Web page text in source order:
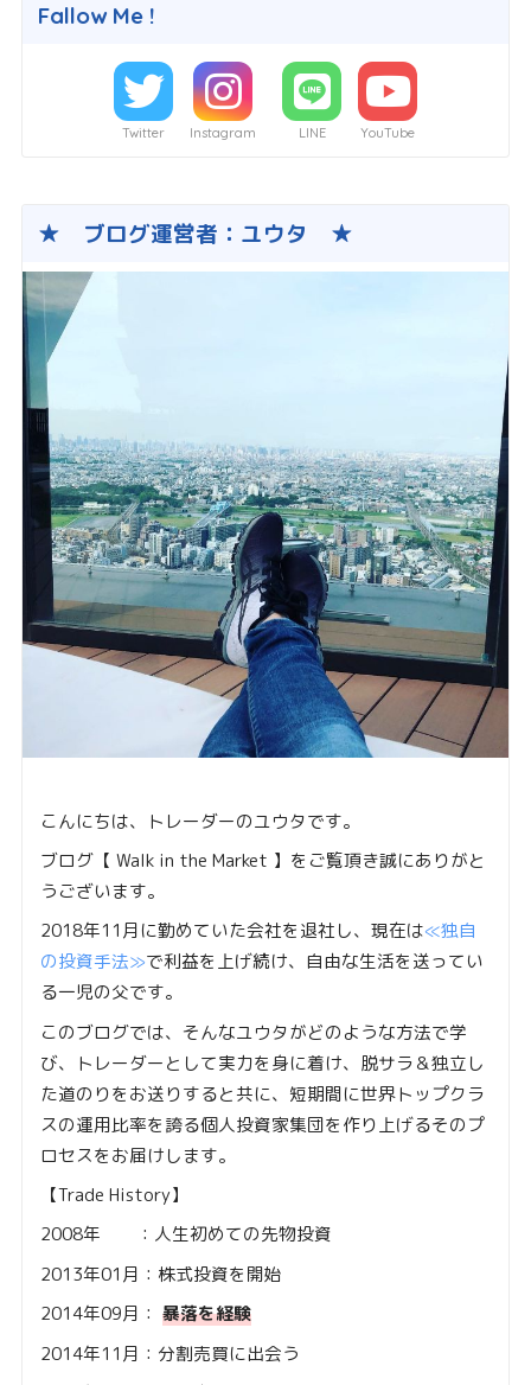
Fallow Me !
Twitter Instagram LINE YouTube
★ ブログ運営者：ユウタ ★
こんにちは、トレーダーのユウタです。
ブログ【 Walk in the Market 】をご覧頂き誠にありがと
うございます。
2018年11月に勤めていた会社を退社し、現在は≪独自
の投資手法≫で利益を上げ続け、自由な生活を送ってい
る一児の父です。
このブログでは、そんなユウタがどのような方法で学
び、トレーダーとして実力を身に着け、脱サラ＆独立し
た道のりをお送りすると共に、短期間に世界トップクラ
スの運用比率を誇る個人投資家集団を作り上げるそのプ
ロセスをお届けします。
【Trade History】
2008年 ：人生初めての先物投資
2013年01月：株式投資を開始
2014年09月： 暴落を経験
2014年11月：分割売買に出会う